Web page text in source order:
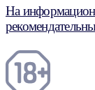
На